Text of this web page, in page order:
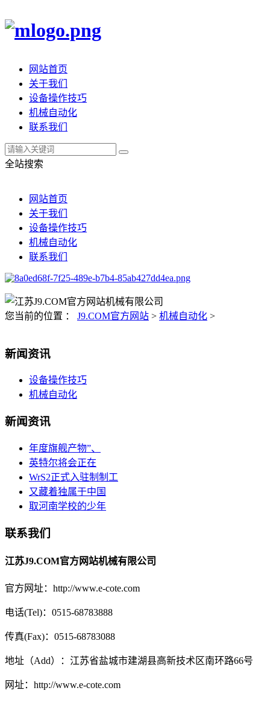
网站首页
关于我们
设备操作技巧
机械自动化
联系我们
全站搜索
网站首页
关于我们
设备操作技巧
机械自动化
联系我们
您当前的位置 ： J9.COM官方网站 > 机械自动化 >
新闻资讯
设备操作技巧
机械自动化
新闻资讯
年度旗舰产物”、
英特尔将会正在
WrS2正式入驻制制工
又藏着独属于中国
取河南学校的少年
联系我们
江苏J9.COM官方网站机械有限公司
官方网址：http://www.e-cote.com
电话(Tel)：0515-68783888
传真(Fax)：0515-68783088
地址（Add）：江苏省盐城市建湖县高新技术区南环路66号
网址：http://www.e-cote.com